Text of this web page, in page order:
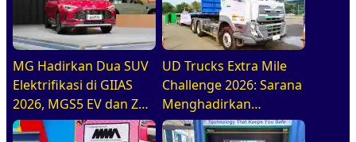
MG Hadirkan Dua SUV
Elektrifikasi di GIIAS
2026, MGS5 EV dan ZS
Hybrid+
UD Trucks Extra Mile
Challenge 2026: Sarana
Menghadirkan
Pengemudi Truk Yang